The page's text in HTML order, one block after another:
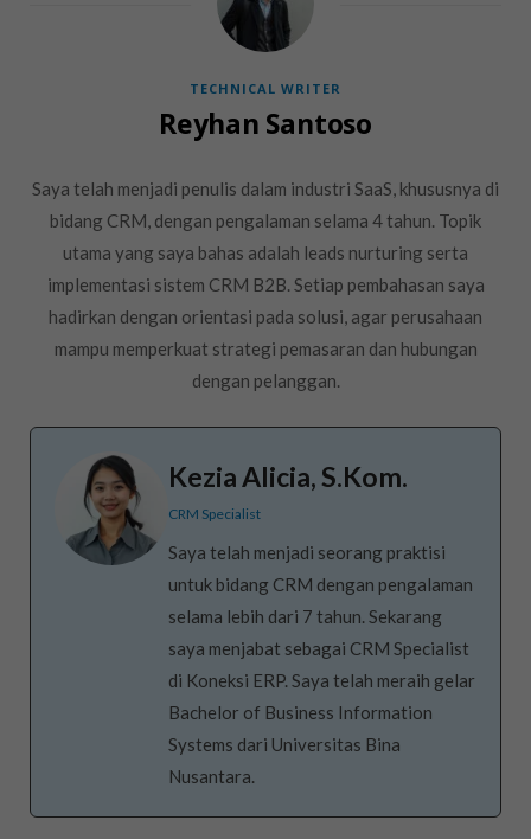
TECHNICAL WRITER
Reyhan Santoso
Saya telah menjadi penulis dalam industri SaaS, khususnya di
bidang CRM, dengan pengalaman selama 4 tahun. Topik
utama yang saya bahas adalah leads nurturing serta
implementasi sistem CRM B2B. Setiap pembahasan saya
hadirkan dengan orientasi pada solusi, agar perusahaan
mampu memperkuat strategi pemasaran dan hubungan
dengan pelanggan.
Kezia Alicia, S.Kom.
CRM Specialist
Saya telah menjadi seorang praktisi
untuk bidang CRM dengan pengalaman
selama lebih dari 7 tahun. Sekarang
saya menjabat sebagai CRM Specialist
di Koneksi ERP. Saya telah meraih gelar
Bachelor of Business Information
Systems dari Universitas Bina
Nusantara.